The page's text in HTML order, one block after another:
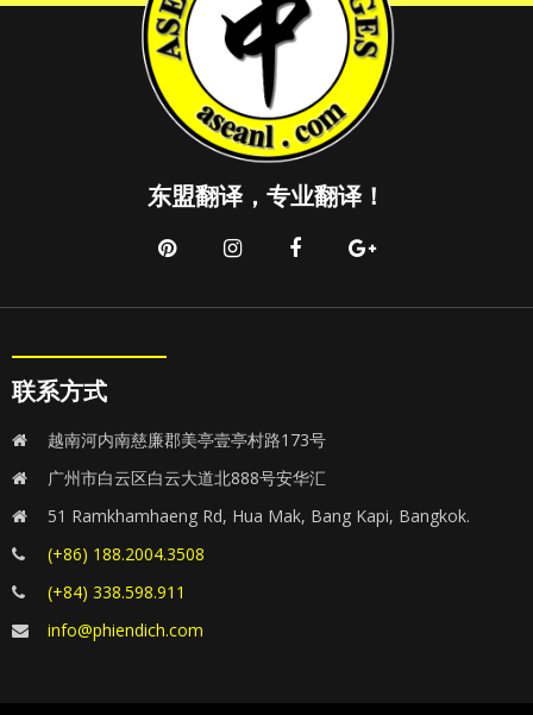
东盟翻译，专业翻译！
联系方式
越南河内南慈廉郡美亭壹亭村路173号
广州市白云区白云大道北888号安华汇
51 Ramkhamhaeng Rd, Hua Mak, Bang Kapi, Bangkok.
(+86) 188.2004.3508
(+84) 338.598.911
info@phiendich.com